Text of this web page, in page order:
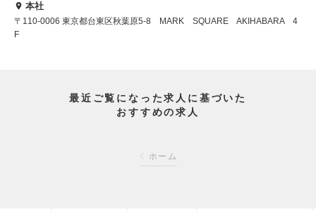
本社
〒110-0006 東京都台東区秋葉原5-8 MARK SQUARE AKIHABARA 4
F
最近ご覧になった求人に基づいた
おすすめの求人
ホーム